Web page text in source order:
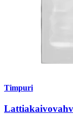
Timpuri